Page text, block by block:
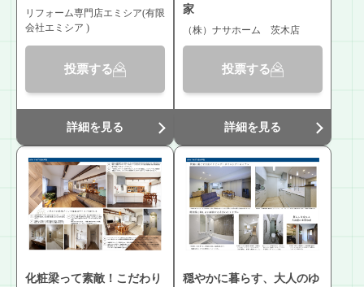
リフォーム専門店エミシア(有限
会社エミシア )
投票する
詳細を見る
家
（株）ナサホーム 茨木店
投票する
詳細を見る
化粧梁って素敵！こだわり 穏やかに暮らす、大人のゆ